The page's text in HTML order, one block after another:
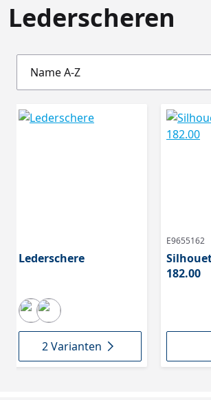
Lederscheren
Lederschere
2 Varianten
E9655162
182.00